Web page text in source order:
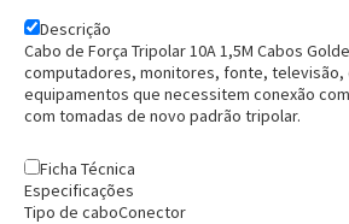
Descrição
Cabo de Força Tripolar 10A 1,5M Cabos
computadores, monitores, fonte, televisão,
equipamentos que necessitem conexão
com tomadas de novo padrão tripolar.
Ficha Técnica
Especificações
Tipo de caboConector